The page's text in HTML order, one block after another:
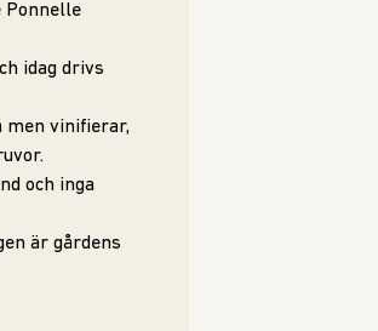
Ponnelle
idag drivs
men vinifierar,
och inga
är gårdens